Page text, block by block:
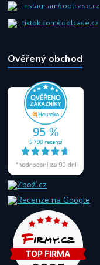
instagr.am/coolcase.cz
tiktok.com/coolcase.cz
Ověřený obchod